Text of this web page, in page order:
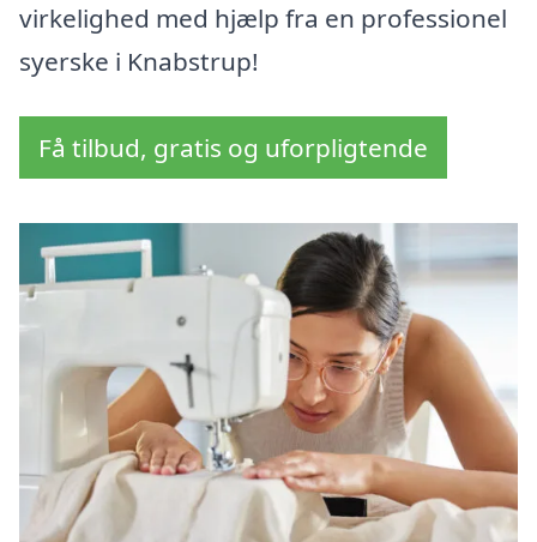
virkelighed med hjælp fra en professionel
syerske i Knabstrup!
Få tilbud, gratis og uforpligtende